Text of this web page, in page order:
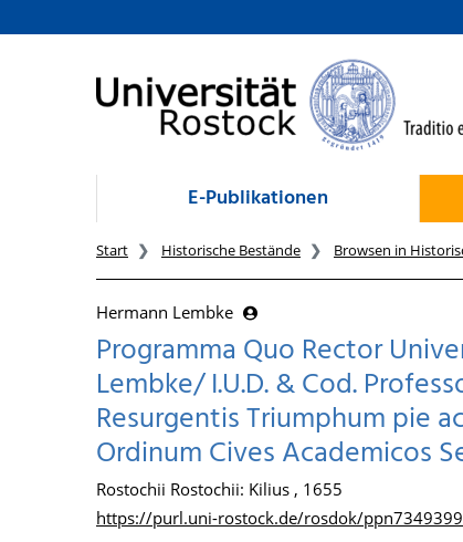
zum Inhalt
E-Publikationen
Start Historische Bestände Browsen in
Hermann Lembke
Programma Quo Rector
Lembke/ I.U.D. & Cod.
Resurgentis Triumphum pie
Ordinum Cives Academicos
Rostochii Rostochii: Kilius , 1655
https://purl.uni-rostock.de/rosdok/